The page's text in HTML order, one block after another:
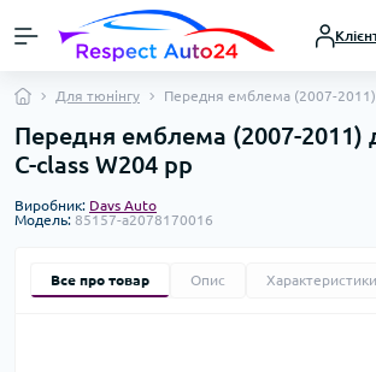
Для тюнінгу Передня емблема (2007-2011)
Передня емблема (2007-2011)
C-class W204 рр
Виробник: Davs Auto
Модель: 85157-a2078170016
Все про товар Опис Характеристики